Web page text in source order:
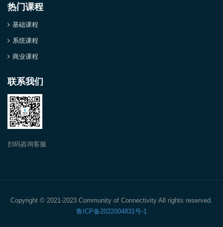
热门课程
基础课程
系统课程
商业课程
联系我们
扫码咨询客服
Copyright © 2021-2023 Community of Connectivity All rights reserved.
鲁ICP备2022004831号-1